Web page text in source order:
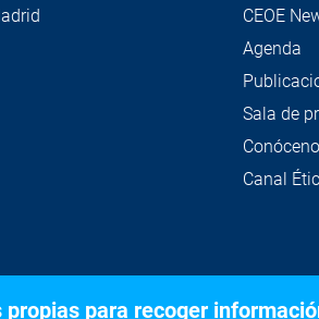
CEOE
Agenda
Sala de
Canal
propias para recoger